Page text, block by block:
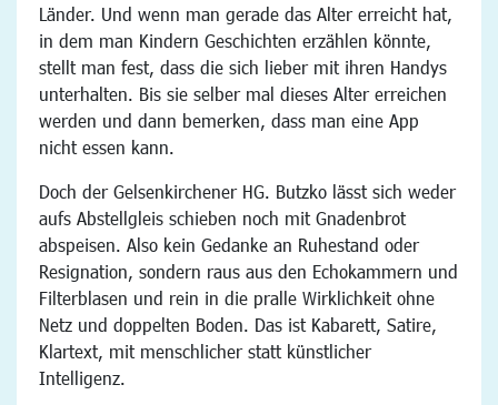
Länder. Und wenn man gerade das Alter erreicht hat,
in dem man Kindern Geschichten erzählen könnte,
stellt man fest, dass die sich lieber mit ihren Handys
unterhalten. Bis sie selber mal dieses Alter erreichen
werden und dann bemerken, dass man eine App
nicht essen kann.
Doch der Gelsenkirchener HG. Butzko lässt sich weder
aufs Abstellgleis schieben noch mit Gnadenbrot
abspeisen. Also kein Gedanke an Ruhestand oder
Resignation, sondern raus aus den Echokammern und
Filterblasen und rein in die pralle Wirklichkeit ohne
Netz und doppelten Boden. Das ist Kabarett, Satire,
Klartext, mit menschlicher statt künstlicher
Intelligenz.